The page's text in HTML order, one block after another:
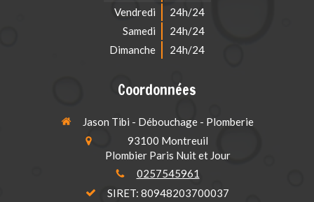
Vendredi
24h/24
Samedi
24h/24
Dimanche
24h/24
Coordonnées
Jason Tibi - Débouchage - Plomberie
93100 Montreuil
Plombier Paris Nuit et Jour
0257545961
SIRET: 80948203700037